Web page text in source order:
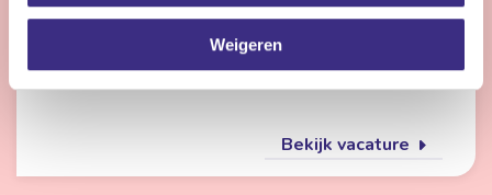
Weigeren
iets anders doen? Dan is de flexpool echt iets voor jou.
Je werkt op verschillende locaties in de
gehandicaptenzorg, jeugdzorg of ouderenzorg.
Bekijk vacature